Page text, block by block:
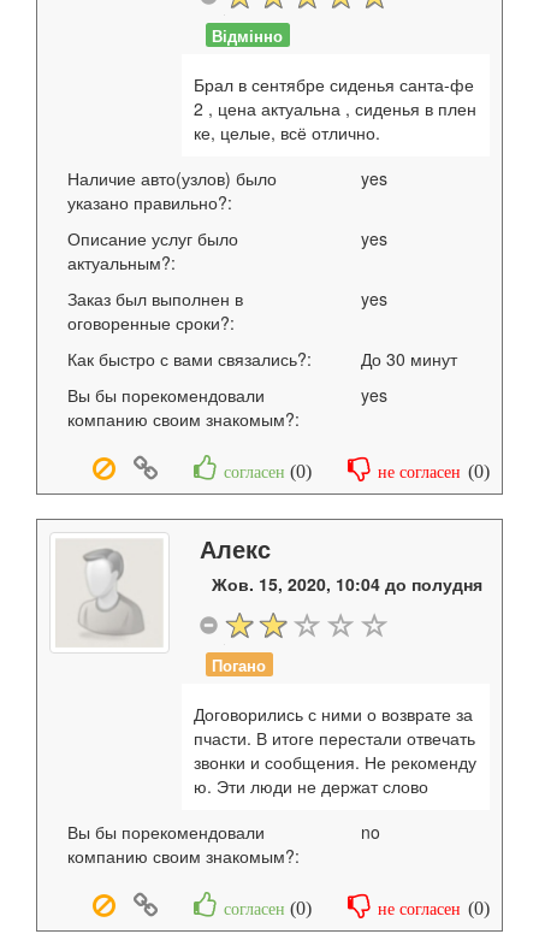
Відмінно
Брал в сентябре сиденья санта-фе
2 , цена актуальна , сиденья в плен
ке, целые, всё отлично.
Наличие авто(узлов) было
указано правильно?:
yes
Описание услуг было
актуальным?:
yes
Заказ был выполнен в
оговоренные сроки?:
yes
Как быстро с вами связались?:
До 30 минут
Вы бы порекомендовали
компанию своим знакомым?:
yes
не согласен (0)
согласен (0)
Алекс
Жов. 15, 2020, 10:04 до полудня
Погано
Договорились с ними о возврате за
пчасти. В итоге перестали отвечать
звонки и сообщения. Не рекоменду
ю. Эти люди не держат слово
Вы бы порекомендовали
компанию своим знакомым?:
no
не согласен (0)
согласен (0)